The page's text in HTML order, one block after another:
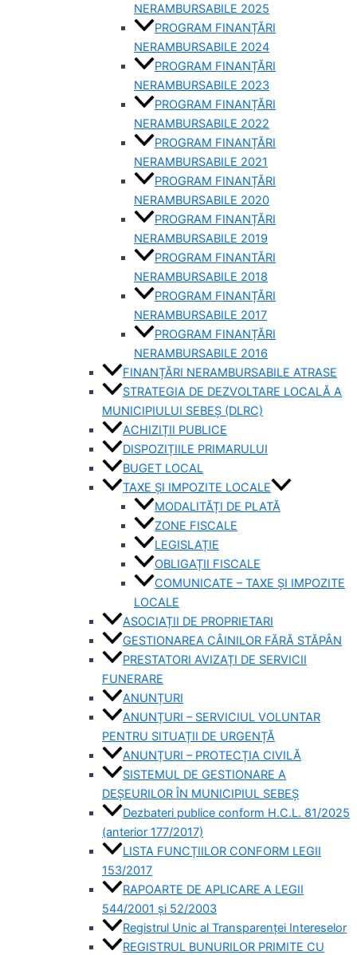
NERAMBURSABILE 2025
PROGRAM FINANȚĂRI
NERAMBURSABILE 2024
PROGRAM FINANȚĂRI
NERAMBURSABILE 2023
PROGRAM FINANȚĂRI
NERAMBURSABILE 2022
PROGRAM FINANȚĂRI
NERAMBURSABILE 2021
PROGRAM FINANȚĂRI
NERAMBURSABILE 2020
PROGRAM FINANȚĂRI
NERAMBURSABILE 2019
PROGRAM FINANTĂRI
NERAMBURSABILE 2018
PROGRAM FINANȚĂRI
NERAMBURSABILE 2017
PROGRAM FINANȚĂRI
NERAMBURSABILE 2016
FINANȚĂRI NERAMBURSABILE ATRASE
STRATEGIA DE DEZVOLTARE LOCALĂ A
MUNICIPIULUI SEBEȘ (DLRC)
ACHIZIȚII PUBLICE
DISPOZIȚIILE PRIMARULUI
BUGET LOCAL
TAXE ȘI IMPOZITE LOCALE
MODALITĂȚI DE PLATĂ
ZONE FISCALE
LEGISLAȚIE
OBLIGAȚII FISCALE
COMUNICATE – TAXE ȘI IMPOZITE
LOCALE
ASOCIAȚII DE PROPRIETARI
GESTIONAREA CÂINILOR FĂRĂ STĂPÂN
PRESTATORI AVIZAȚI DE SERVICII
FUNERARE
ANUNȚURI
ANUNȚURI – SERVICIUL VOLUNTAR
PENTRU SITUAȚII DE URGENȚĂ
ANUNȚURI – PROTECȚIA CIVILĂ
SISTEMUL DE GESTIONARE A
DEȘEURILOR ÎN MUNICIPIUL SEBEȘ
Dezbateri publice conform H.C.L. 81/2025
(anterior 177/2017)
LISTA FUNCȚIILOR CONFORM LEGII
153/2017
RAPOARTE DE APLICARE A LEGII
544/2001 și 52/2003
Registrul Unic al Transparenței Intereselor
REGISTRUL BUNURILOR PRIMITE CU